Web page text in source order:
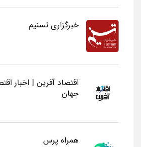
خبرگزاری تسنیم
اقتصاد آفرین | اخبار
جهان
همراه پرس